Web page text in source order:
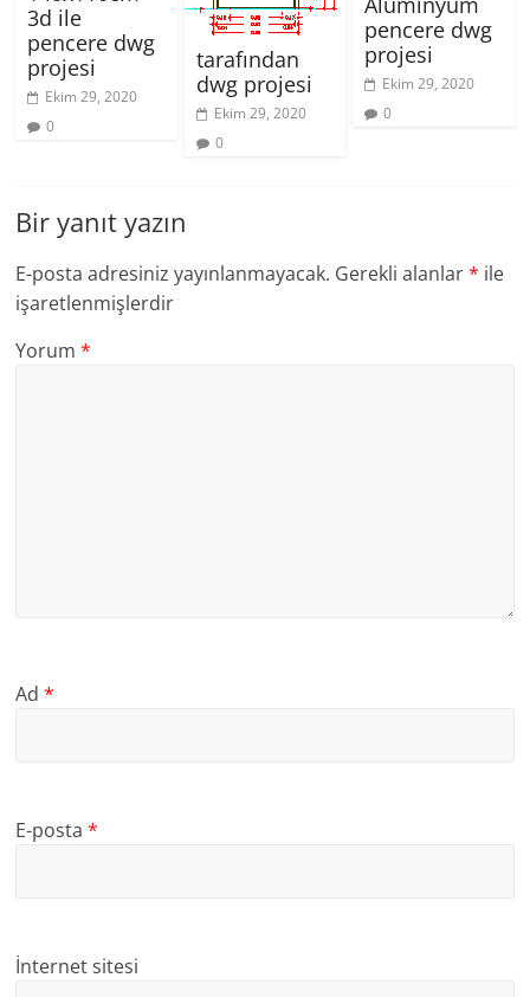
3d ile
pencere dwg
projesi
Ekim 29, 2020
0
tarafından
dwg projesi
Ekim 29, 2020
0
pencere dwg
projesi
Ekim 29, 2020
0
Bir yanıt yazın
E-posta adresiniz yayınlanmayacak. Gerekli alanlar* ile
işaretlenmişlerdir
Yorum*
Ad*
E-posta*
İnternet sitesi